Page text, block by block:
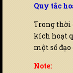
Quy tắc
Trong thời
kích hoạt
một số
Note: